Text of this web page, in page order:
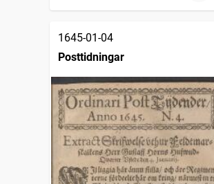
1645-01-04
Posttidningar